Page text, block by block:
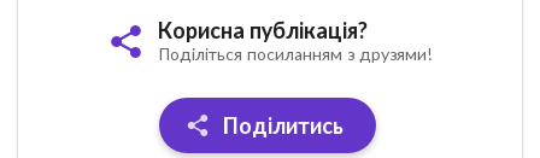
Корисна публікація?
Поділіться посиланням з друзями!
Поділитись